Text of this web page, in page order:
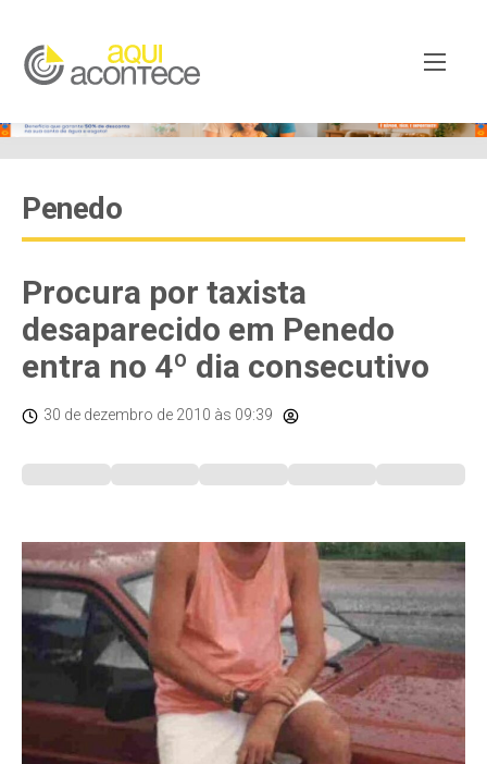
Penedo
Procura por taxista
desaparecido em Penedo
entra no 4º dia consecutivo
30 de dezembro de 2010 às 09:39